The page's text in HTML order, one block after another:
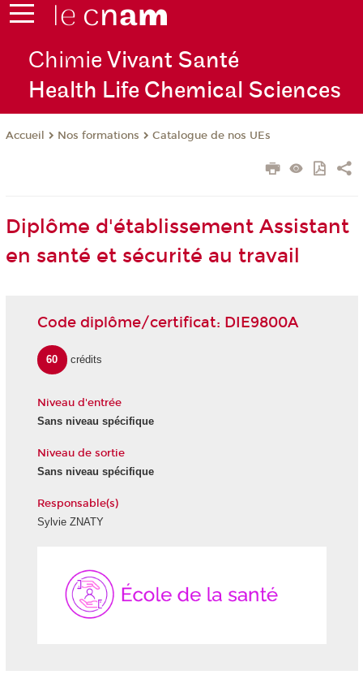
Chimie Vivant Santé
Health Life Chemical Sciences
Accueil Nos formations Catalogue de nos UEs
Diplôme d'établissement Assistant
en santé et sécurité au travail
Code diplôme/certificat: DIE9800A
60 crédits
Niveau d'entrée
Sans niveau spécifique
Niveau de sortie
Sans niveau spécifique
Responsable(s)
Sylvie ZNATY